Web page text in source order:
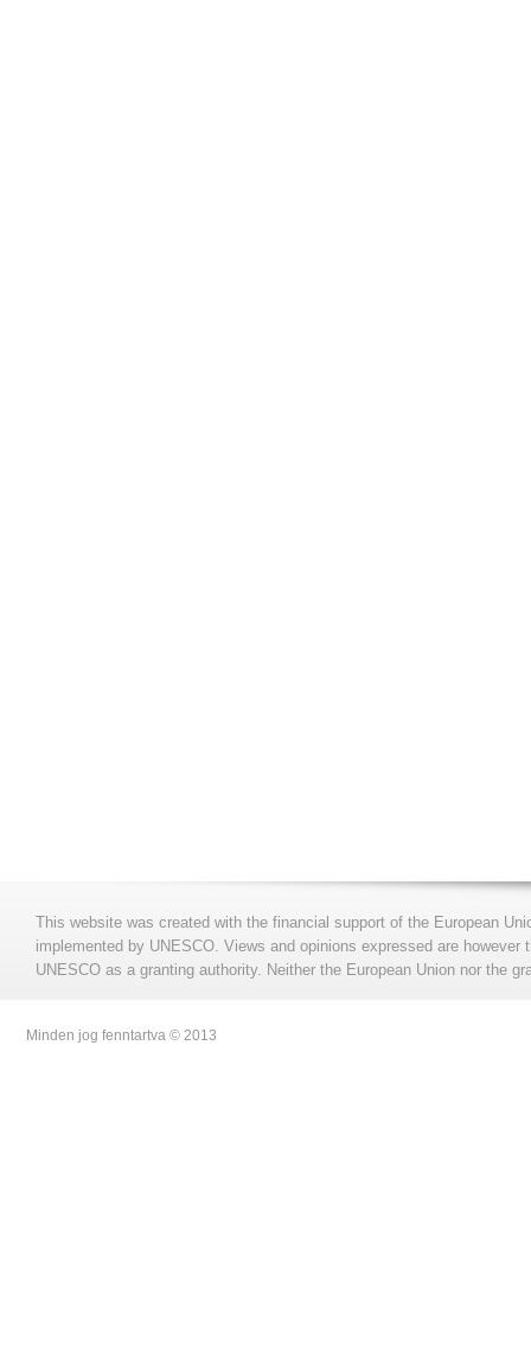
This website was created with the financial support of the European
implemented by UNESCO. Views and opinions expressed are
UNESCO as a granting authority. Neither the European Union nor the
Minden jog fenntartva © 2013